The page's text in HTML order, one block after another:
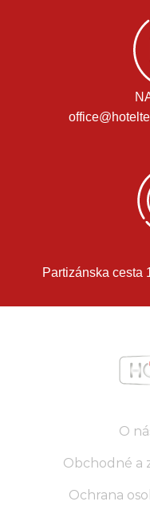
Partizánska cesta
O
Obchodné a
Ochrana